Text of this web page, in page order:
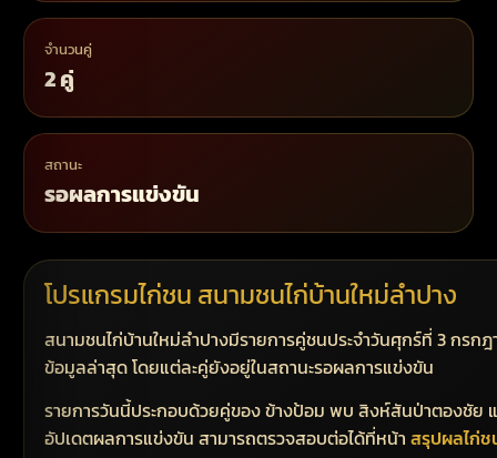
จำนวนคู่
2 คู่
สถานะ
รอผลการแข่งขัน
โปรแกรมไก่ชน สนามชนไก่บ้านใหม่ลำปาง
สนามชนไก่บ้านใหม่ลำปางมีรายการคู่ชนประจำวันศุกร์ที่ 3 กร
ข้อมูลล่าสุด โดยแต่ละคู่ยังอยู่ในสถานะรอผลการแข่งขัน
รายการวันนี้ประกอบด้วยคู่ของ ข้างป้อม พบ สิงห์สันป่าตองชัย
อัปเดตผลการแข่งขัน สามารถตรวจสอบต่อได้ที่หน้า สรุปผลไก่ช